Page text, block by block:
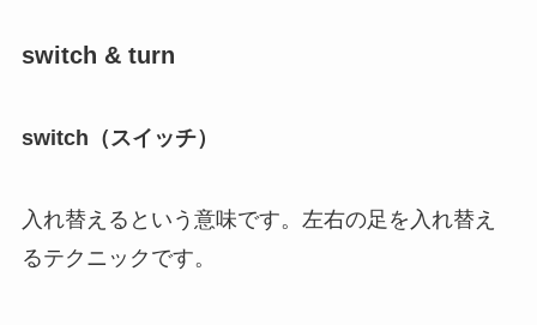
switch & turn
switch（スイッチ）
入れ替えるという意味です。左右の足を入れ替え
るテクニックです。